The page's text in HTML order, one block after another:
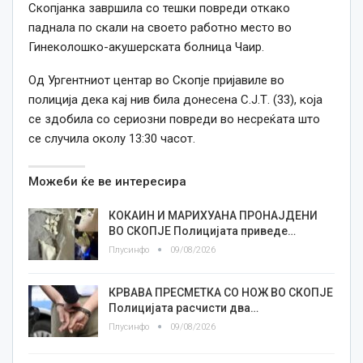
Скопјанка завршила со тешки повреди откако
паднала по скали на своето работно место во
Гинеколошко-акушерската болница Чаир.
Од Ургентниот центар во Скопје пријавиле во
полиција дека кај нив била донесена С.Ј.Т. (33), која
се здобила со сериозни повреди во несреќата што
се случила околу 13:30 часот.
Можеби ќе ве интересира
КОКАИН И МАРИХУАНА ПРОНАЈДЕНИ
ВО СКОПЈЕ Полицијата приведе…
Плусинфо 09/08/2026
КРВАВА ПРЕСМЕТКА СО НОЖ ВО СКОПЈЕ
Полицијата расчисти два…
Плусинфо 09/08/2026